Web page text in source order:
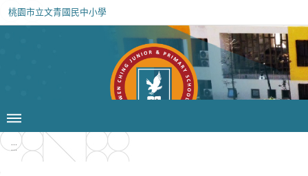
桃園市立文青國民中小學
:::